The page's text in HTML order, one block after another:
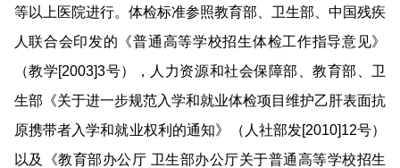
等以上医院进行。体检标准参照教育部、卫生部、中国残疾
人联合会印发的《普通高等学校招生体检工作指导意见》
（教学[2003]3号），人力资源和社会保障部、教育部、卫
生部《关于进一步规范入学和就业体检项目维护乙肝表面抗
原携带者入学和就业权利的通知》（人社部发[2010]12号）
以及《教育部办公厅 卫生部办公厅关于普通高等学校招生